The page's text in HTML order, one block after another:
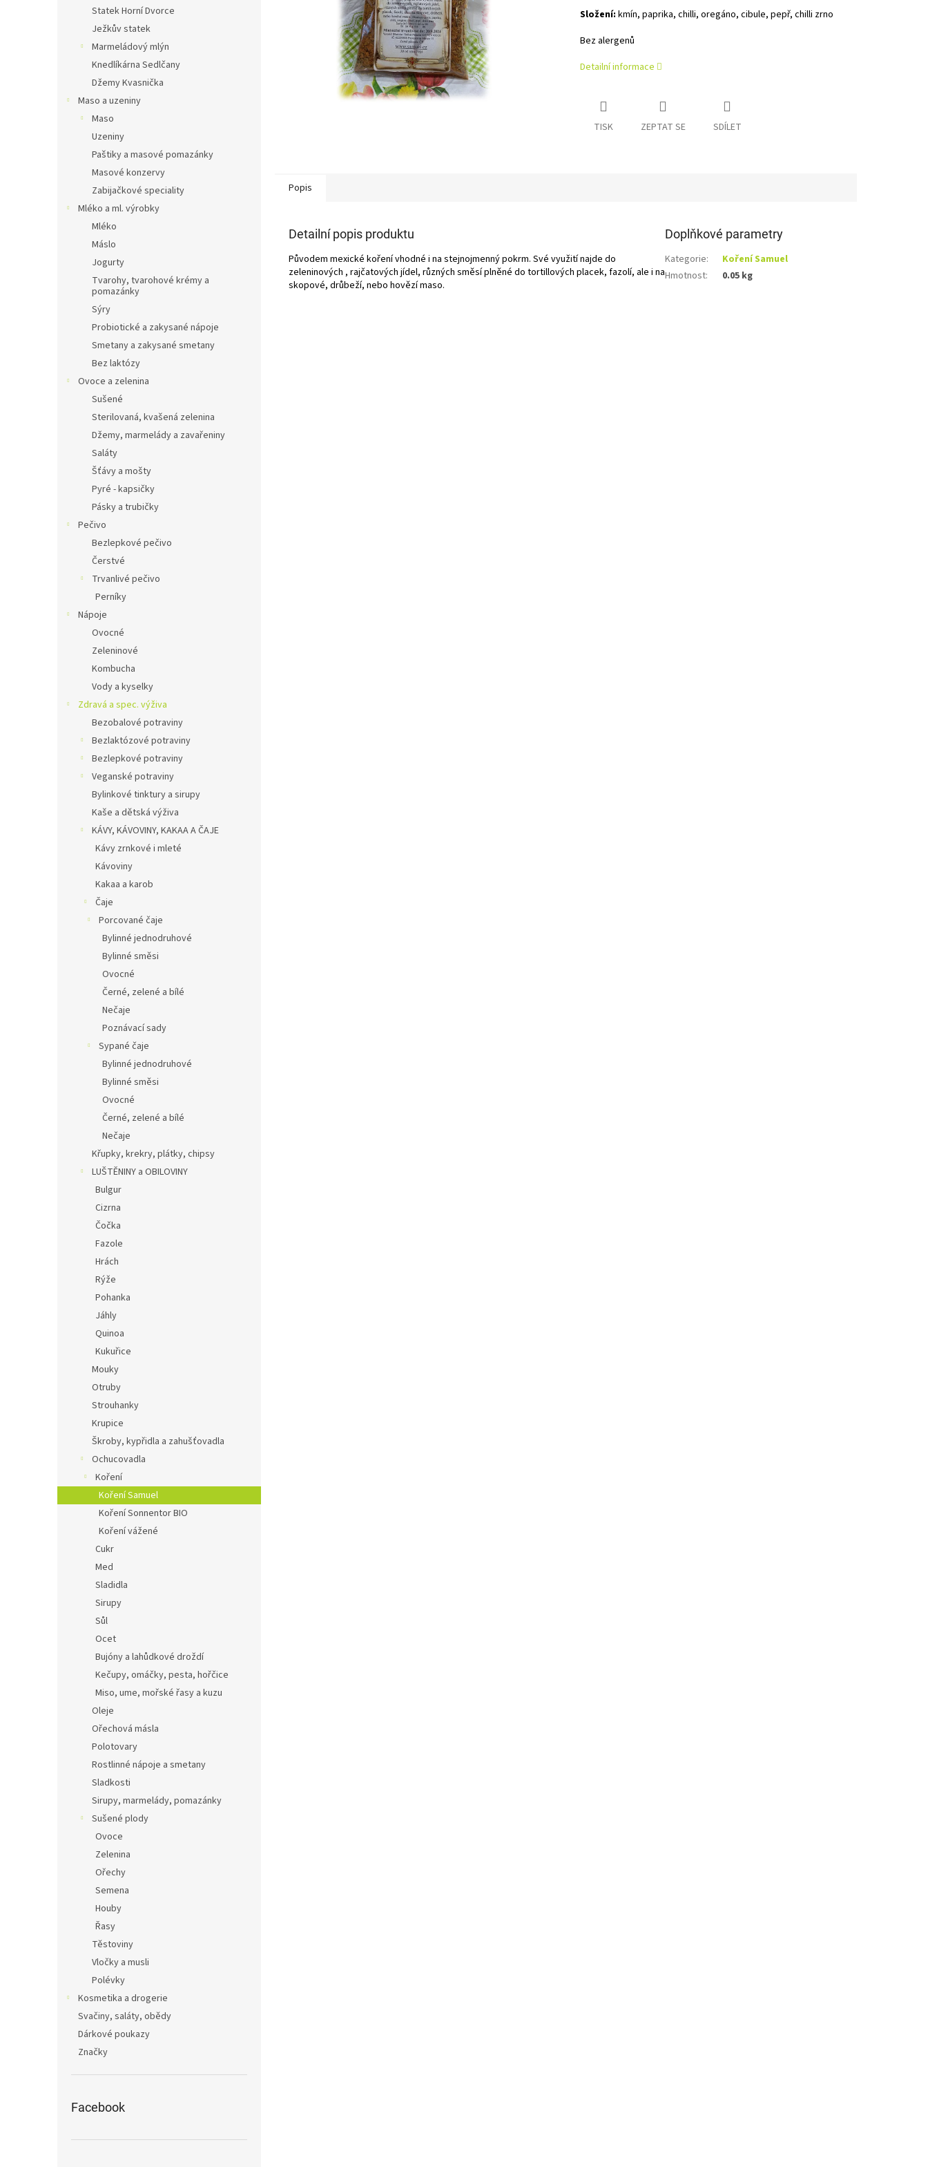
Statek Horní Dvorce
Ježkův statek
Marmeládový mlýn
Knedlíkárna Sedlčany
Džemy Kvasnička
Maso a uzeniny
Maso
Uzeniny
Paštiky a masové pomazánky
Masové konzervy
Zabijačkové speciality
Mléko a ml. výrobky
Mléko
Máslo
Jogurty
Tvarohy, tvarohové krémy a
pomazánky
Sýry
Probiotické a zakysané nápoje
Smetany a zakysané smetany
Bez laktózy
Ovoce a zelenina
Sušené
Sterilovaná, kvašená zelenina
Džemy, marmelády a zavařeniny
Saláty
Šťávy a mošty
Pyré - kapsičky
Pásky a trubičky
Pečivo
Bezlepkové pečivo
Čerstvé
Trvanlivé pečivo
Perníky
Nápoje
Ovocné
Zeleninové
Kombucha
Vody a kyselky
Zdravá a spec. výživa
Bezobalové potraviny
Bezlaktózové potraviny
Bezlepkové potraviny
Veganské potraviny
Bylinkové tinktury a sirupy
Kaše a dětská výživa
KÁVY, KÁVOVINY, KAKAA A ČAJE
Kávy zrnkové i mleté
Kávoviny
Kakaa a karob
Čaje
Porcované čaje
Bylinné jednodruhové
Bylinné směsi
Ovocné
Černé, zelené a bílé
Nečaje
Poznávací sady
Sypané čaje
Bylinné jednodruhové
Bylinné směsi
Ovocné
Černé, zelené a bílé
Nečaje
Křupky, krekry, plátky, chipsy
LUŠTĚNINY a OBILOVINY
Bulgur
Cizrna
Čočka
Fazole
Hrách
Rýže
Pohanka
Jáhly
Quinoa
Kukuřice
Mouky
Otruby
Strouhanky
Krupice
Škroby, kypřidla a zahušťovadla
Ochucovadla
Koření
Koření Samuel
Koření Sonnentor BIO
Koření vážené
Cukr
Med
Sladidla
Sirupy
Sůl
Ocet
Bujóny a lahůdkové droždí
Kečupy, omáčky, pesta, hořčice
Miso, ume, mořské řasy a kuzu
Oleje
Ořechová másla
Polotovary
Rostlinné nápoje a smetany
Sladkosti
Sirupy, marmelády, pomazánky
Sušené plody
Ovoce
Zelenina
Ořechy
Semena
Houby
Řasy
Těstoviny
Vločky a musli
Polévky
Kosmetika a drogerie
Svačiny, saláty, obědy
Dárkové poukazy
Značky
Facebook
Složení: kmín, paprika, chilli, oregáno, cibule, pepř, chilli zrno
Bez alergenů
Detailní informace
TISK ZEPTAT SE SDÍLET
Popis
Detailní popis produktu
Původem mexické koření vhodné i na stejnojmenný pokrm. Své využití najde do
zeleninových , rajčatových jídel, různých směsí plněné do tortillových placek, fazolí, ale i na
skopové, drůbeží, nebo hovězí maso.
Doplňkové parametry
Kategorie:
Koření Samuel
Hmotnost: 0.05 kg